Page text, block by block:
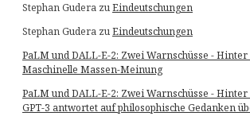
Stephan Gudera zuEindeutschungen
Stephan Gudera zuEindeutschungen
PaLM und DALL-E-2: Zwei Warnschüsse - Hinter
Maschinelle Massen-Meinung
PaLM und DALL-E-2: Zwei Warnschüsse - Hinter
GPT-3 antwortet auf philosophische Gedanken